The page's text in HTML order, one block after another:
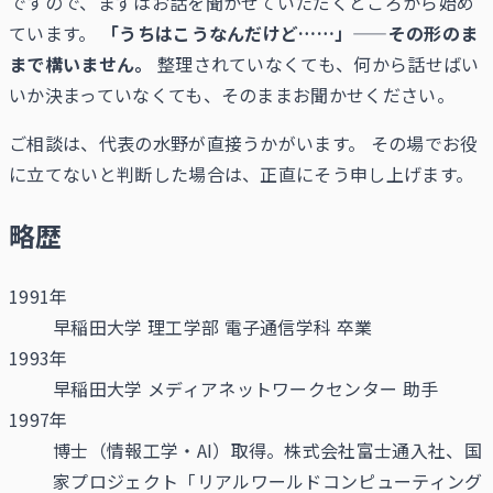
ています。
「うちはこうなんだけど……」——その形のま
まで構いません。
整理されていなくても、何から話せばい
いか決まっていなくても、そのままお聞かせください。
ご相談は、代表の水野が直接うかがいます。 その場でお役
に立てないと判断した場合は、正直にそう申し上げます。
略歴
1991年
早稲田大学 理工学部 電子通信学科 卒業
1993年
早稲田大学 メディアネットワークセンター 助手
1997年
博士（情報工学・AI）取得。株式会社富士通入社、国
家プロジェクト「リアルワールドコンピューティング